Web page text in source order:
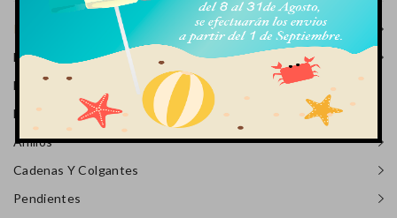
Relojes
Eventos
Brillantes
Novedades
Anillos
Cadenas Y Colgantes
Pendientes